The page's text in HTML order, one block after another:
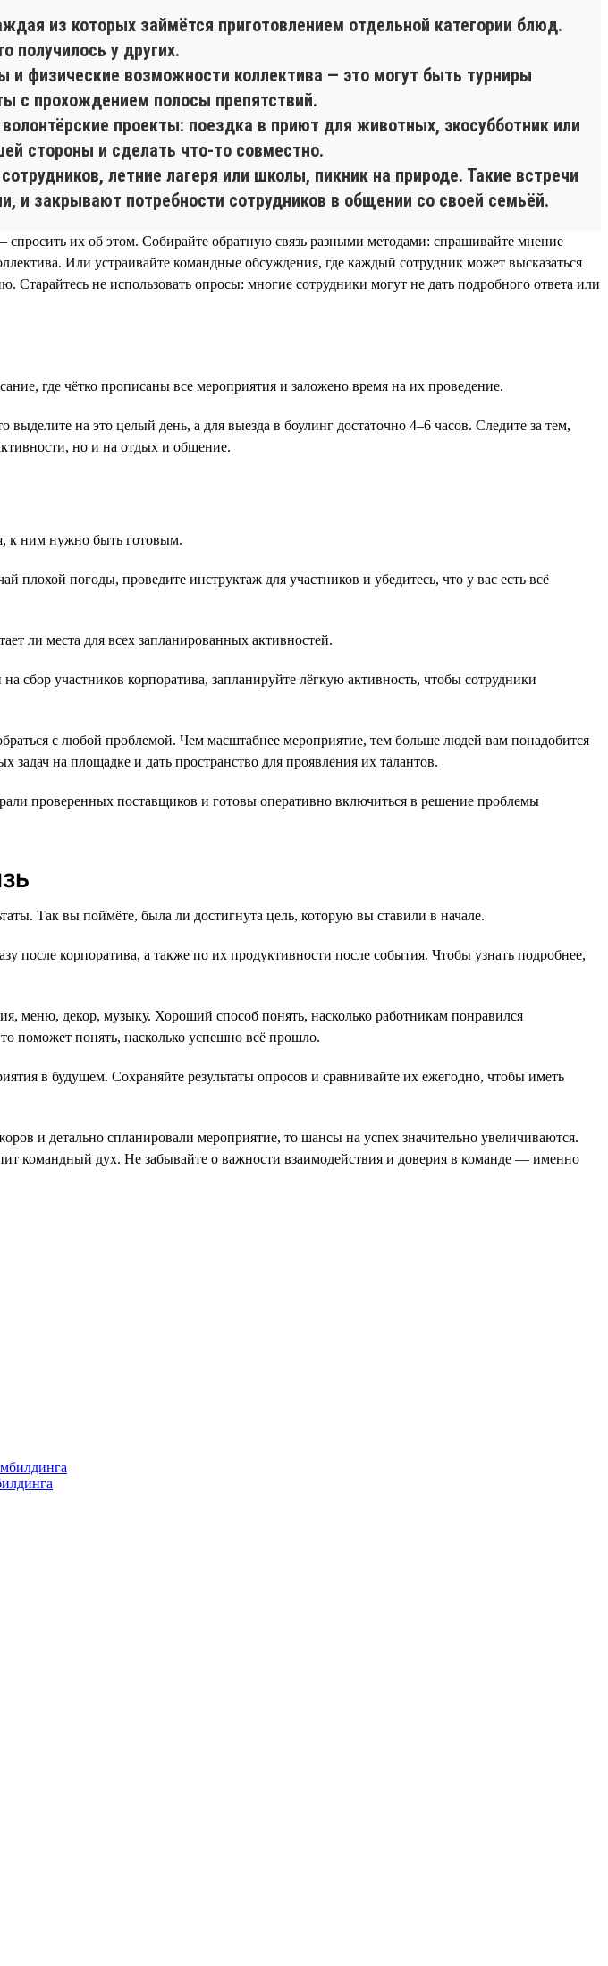
из которых займётся приготовлением отдельной категории блюд.
получилось у других.
и физические возможности коллектива — это могут быть турниры
с прохождением полосы препятствий.
проекты: поездка в приют для животных, экосубботник или
стороны и сделать что-то совместно.
летние лагеря или школы, пикник на природе. Такие встречи
и закрывают потребности сотрудников в общении со своей семьёй.
их об этом. Собирайте обратную связь разными методами: спрашивайте мнение
Или устраивайте командные обсуждения, где каждый сотрудник может высказаться
не использовать опросы: многие сотрудники могут не дать подробного ответа или
где чётко прописаны все мероприятия и заложено время на их проведение.
на это целый день, а для выезда в боулинг достаточно 4–6 часов. Следите за тем,
но и на отдых и общение.
к ним нужно быть готовым.
плохой погоды, проведите инструктаж для участников и убедитесь, что у вас есть всё
ли места для всех запланированных активностей.
сбор участников корпоратива, запланируйте лёгкую активность, чтобы сотрудники
с любой проблемой. Чем масштабнее мероприятие, тем больше людей вам понадобится
на площадке и дать пространство для проявления их талантов.
проверенных поставщиков и готовы оперативно включиться в решение проблемы
Так вы поймёте, была ли достигнута цель, которую вы ставили в начале.
после корпоратива, а также по их продуктивности после события. Чтобы узнать подробнее,
меню, декор, музыку. Хороший способ понять, насколько работникам понравился
поможет понять, насколько успешно всё прошло.
в будущем. Сохраняйте результаты опросов и сравнивайте их ежегодно, чтобы иметь
и детально спланировали мероприятие, то шансы на успех значительно увеличиваются.
командный дух. Не забывайте о важности взаимодействия и доверия в команде — именно